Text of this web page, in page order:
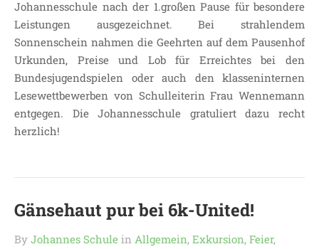
Johannesschule nach der 1.großen Pause für besondere
Leistungen ausgezeichnet. Bei strahlendem
Sonnenschein nahmen die Geehrten auf dem Pausenhof
Urkunden, Preise und Lob für Erreichtes bei den
Bundesjugendspielen oder auch den klasseninternen
Lesewettbewerben von Schulleiterin Frau Wennemann
entgegen. Die Johannesschule gratuliert dazu recht
herzlich!
Gänsehaut pur bei 6k-United!
By Johannes Schule in Allgemein, Exkursion, Feier,